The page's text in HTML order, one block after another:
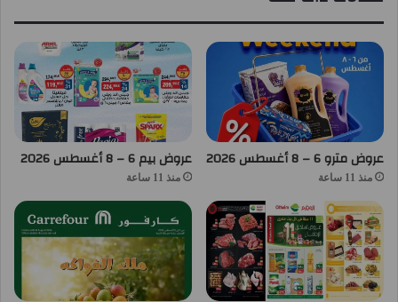
عروض مترو 6 – 8 أغسطس 2026
منذ 11 ساعة
عروض بيم 6 – 8 أغسطس 2026
منذ 11 ساعة